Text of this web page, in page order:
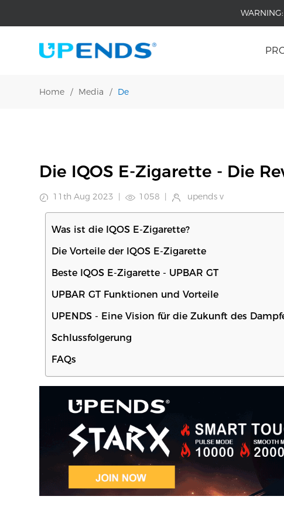
WARNING:
Home / Media / De
Die IQOS E-Zigarette - Die
11th Aug 2023 1058 upends v
Was ist die IQOS E-Zigarette?
Die Vorteile der IQOS E-Zigarette
Beste IQOS E-Zigarette - UPBAR GT
UPBAR GT Funktionen und Vorteile
UPENDS - Eine Vision für die Zukunft des
Schlussfolgerung
FAQs